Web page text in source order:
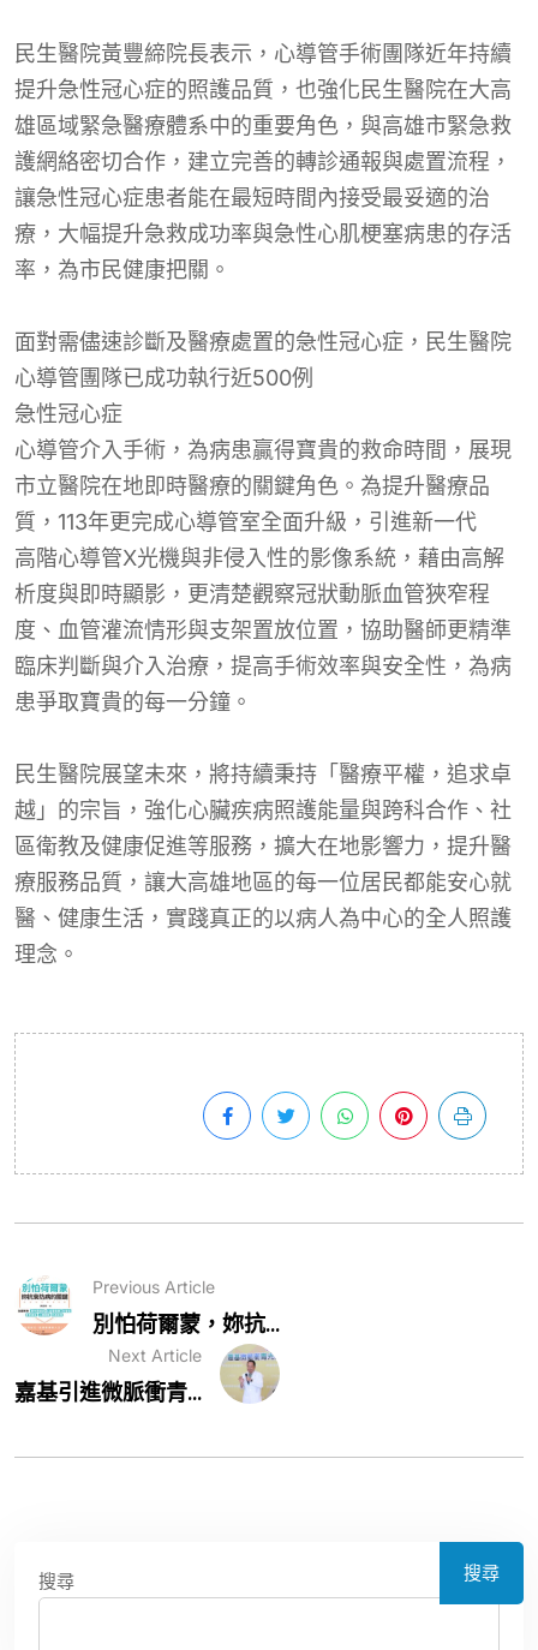
民生醫院黃豐締院長表示，心導管手術團隊近年持續
提升急性冠心症的照護品質，也強化民生醫院在大高
雄區域緊急醫療體系中的重要角色，與高雄市緊急救
護網絡密切合作，建立完善的轉診通報與處置流程，
讓急性冠心症患者能在最短時間內接受最妥適的治
療，大幅提升急救成功率與急性心肌梗塞病患的存活
率，為市民健康把關。
面對需儘速診斷及醫療處置的急性冠心症，民生醫院
心導管團隊已成功執行近500例
急性冠心症
心導管介入手術，為病患贏得寶貴的救命時間，展現
市立醫院在地即時醫療的關鍵角色。為提升醫療品
質，113年更完成心導管室全面升級，引進新一代
高階心導管X光機與非侵入性的影像系統，藉由高解
析度與即時顯影，更清楚觀察冠狀動脈血管狹窄程
度、血管灌流情形與支架置放位置，協助醫師更精準
臨床判斷與介入治療，提高手術效率與安全性，為病
患爭取寶貴的每一分鐘。
民生醫院展望未來，將持續秉持「醫療平權，追求卓
越」的宗旨，強化心臟疾病照護能量與跨科合作、社
區衛教及健康促進等服務，擴大在地影響力，提升醫
療服務品質，讓大高雄地區的每一位居民都能安心就
醫、健康生活，實踐真正的以病人為中心的全人照護
理念。
Previous Article
別怕荷爾蒙，妳抗...
Next Article
嘉基引進微脈衝青...
搜尋 搜尋